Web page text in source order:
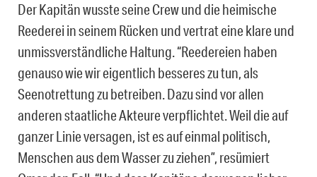
Der Kapitän wusste seine Crew und die heimische
Reederei in seinem Rücken und vertrat eine klare und
unmissverständliche Haltung. “Reedereien haben
genauso wie wir eigentlich besseres zu tun, als
Seenotrettung zu betreiben. Dazu sind vor allen
anderen staatliche Akteure verpflichtet. Weil die auf
ganzer Linie versagen, ist es auf einmal politisch,
Menschen aus dem Wasser zu ziehen”, resümiert